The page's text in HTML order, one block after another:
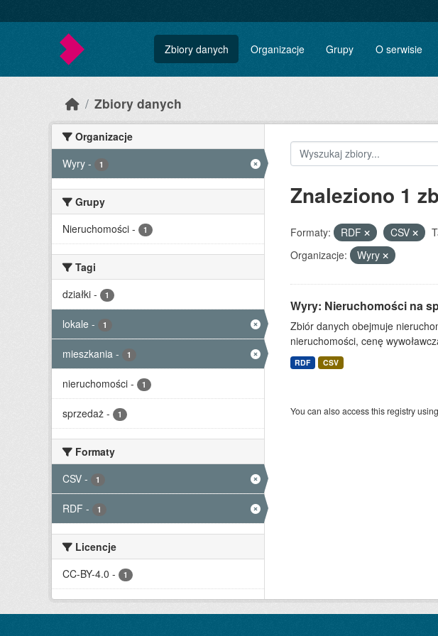
Zbiory danych Organizacje Grupy O serwisie
Zbiory danych
Organizacje
Wyry - 1
Grupy
Nieruchomości - 1
Tagi
działki - 1
lokale - 1
mieszkania - 1
nieruchomości - 1
sprzedaż - 1
Formaty
CSV - 1
RDF - 1
Licencje
CC-BY-4.0 - 1
Znaleziono 1
Formaty: RDF CSV
Organizacje:
Wyry
Wyry: Nieruchomości na
Zbiór danych obejmuje
nieruchomości, cenę
RDF CSV
You can also access this registry